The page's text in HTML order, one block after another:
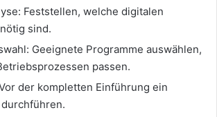
Feststellen, welche digitalen
sind.
Geeignete Programme auswählen,
passen.
der kompletten Einführung ein